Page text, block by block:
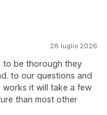
28 luglio 2026
to be thorough they
to our questions and
works it will take a few
than most other